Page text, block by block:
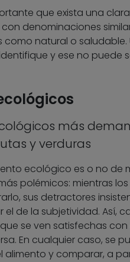
que exista una
denominaciones
natural o
y ese no puede
más
y verduras
ecológico es o no
polémicos: mientras
sus detractores
de la subjetividad. Así,
se ven satisfechas
En cualquier caso, se
y comparar, a